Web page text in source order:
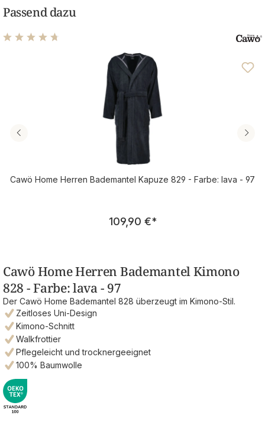
Passend dazu
Durchschnittliche Bewertung von 4.82 von 5 Sternen
Cawö Home Herren Bademantel Kapuze 829 - Farbe: lava - 97
Regulärer Preis:
109,90 €*
Cawö Home Herren Bademantel Kimono
828 - Farbe: lava - 97
Der Cawö Home Bademantel 828 überzeugt im Kimono-Stil.
Zeitloses Uni-Design
Kimono-Schnitt
Walkfrottier
Pflegeleicht und trocknergeeignet
100% Baumwolle